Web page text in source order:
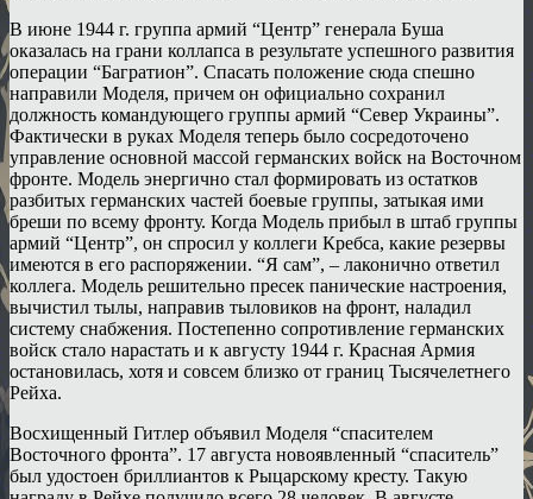
В июне 1944 г. группа армий “Центр” генерала Буша
оказалась на грани коллапса в результате успешного развития
операции “Багратион”. Спасать положение сюда спешно
направили Моделя, причем он официально сохранил
должность командующего группы армий “Север Украины”.
Фактически в руках Моделя теперь было сосредоточено
управление основной массой германских войск на Восточном
фронте. Модель энергично стал формировать из остатков
разбитых германских частей боевые группы, затыкая ими
бреши по всему фронту. Когда Модель прибыл в штаб группы
армий “Центр”, он спросил у коллеги Кребса, какие резервы
имеются в его распоряжении. “Я сам”, – лаконично ответил
коллега. Модель решительно пресек панические настроения,
вычистил тылы, направив тыловиков на фронт, наладил
систему снабжения. Постепенно сопротивление германских
войск стало нарастать и к августу 1944 г. Красная Армия
остановилась, хотя и совсем близко от границ Тысячелетнего
Рейха.
Восхищенный Гитлер объявил Моделя “спасителем
Восточного фронта”. 17 августа новоявленный “спаситель”
был удостоен бриллиантов к Рыцарскому кресту. Такую